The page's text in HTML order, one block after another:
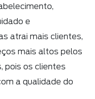
e
atrai mais clientes,
mais altos pelos
pois os clientes
a qualidade do